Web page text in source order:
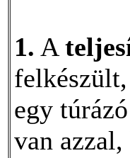
1. A
egy
van